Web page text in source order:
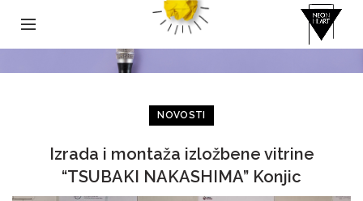
NOVOSTI
Izrada i montaža izložbene vitrine
“TSUBAKI NAKASHIMA” Konjic